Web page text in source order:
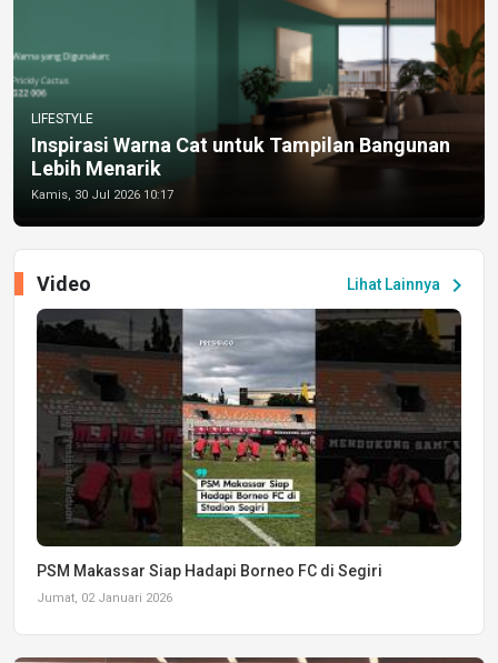
LIFESTYLE
Inspirasi Warna Cat untuk Tampilan Bangunan
Lebih Menarik
Kamis, 30 Jul 2026 10:17
Lihat Lainnya chevron_right
Video
PSM Makassar Siap Hadapi Borneo FC di Segiri
Jumat, 02 Januari 2026